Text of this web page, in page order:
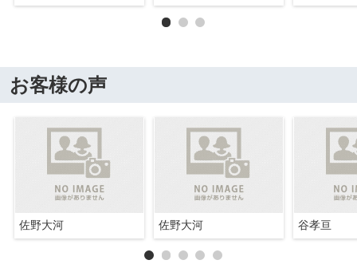
お客様の声
佐野大河 佐野大河 谷孝亘